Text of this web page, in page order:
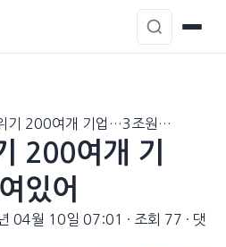
기 200여개 기업…3조원…
200여개 기
있어
04월 10일 07:01 · 조회 77 · 댓